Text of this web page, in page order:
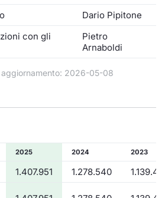
Dario Pipitone
con gli
Pietro
Arnaboldi
aggiornamento: 2026-05-08
2025 2024 2023
1.407.951 1.278.540
KID